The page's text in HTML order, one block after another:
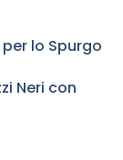
lo Spurgo
Neri con